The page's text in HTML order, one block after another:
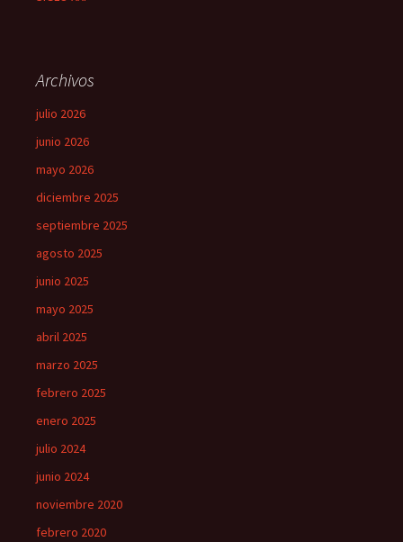
Archivos
julio 2026
junio 2026
mayo 2026
diciembre 2025
septiembre 2025
agosto 2025
junio 2025
mayo 2025
abril 2025
marzo 2025
febrero 2025
enero 2025
julio 2024
junio 2024
noviembre 2020
febrero 2020